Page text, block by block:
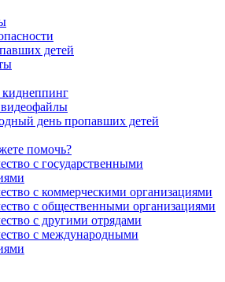
детей
день пропавших детей
помочь?
с государственными
с коммерческими организациями
с общественными организациями
с другими отрядами
с международными